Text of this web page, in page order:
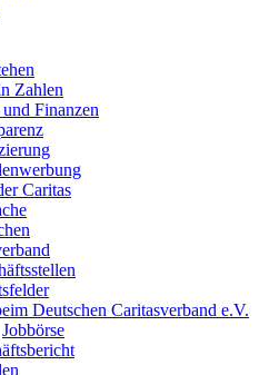
Zahlen
Finanzen
Caritas
Deutschen Caritasverband e.V.
Jobbörse